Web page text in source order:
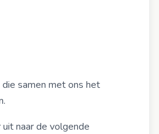
samen met ons het
naar de volgende